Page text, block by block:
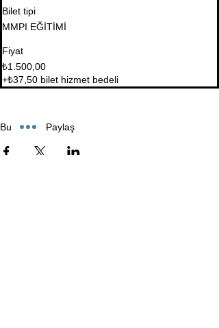
Bilet tipi
MMPI EĞİTİMİ
Fiyat
₺1.500,00
+₺37,50 bilet hizmet bedeli
Bu Eğitimi Paylaş